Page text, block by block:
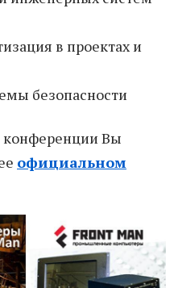
в проектах и
безопасности
Вы
официальном